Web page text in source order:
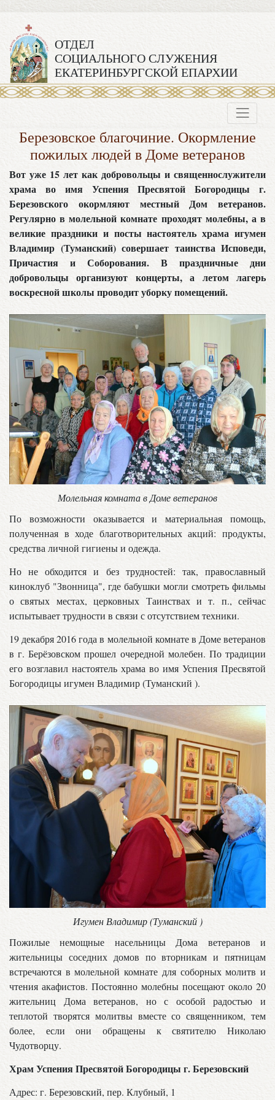
ОТДЕЛ
СОЦИАЛЬНОГО СЛУЖЕНИЯ
ЕКАТЕРИНБУРГСКОЙ ЕПАРХИИ
Березовское благочиние. Окормление
пожилых людей в Доме ветеранов
Вот уже 15 лет как добровольцы и священнослужители
храма во имя Успения Пресвятой Богородицы г.
Березовского окормляют местный Дом ветеранов.
Регулярно в молельной комнате проходят молебны, а в
великие праздники и посты настоятель храма игумен
Владимир (Туманский) совершает таинства Исповеди,
Причастия и Соборования. В праздничные дни
добровольцы организуют концерты, а летом лагерь
воскресной школы проводит уборку помещений.
Молельная комната в Доме ветеранов
По возможности оказывается и материальная помощь,
полученная в ходе благотворительных акций: продукты,
средства личной гигиены и одежда.
Но не обходится и без трудностей: так, православный
киноклуб "Звонница", где бабушки могли смотреть фильмы
о святых местах, церковных Таинствах и т. п., сейчас
испытывает трудности в связи с отсутствием техники.
19 декабря 2016 года в молельной комнате в Доме ветеранов
в г. Берёзовском прошел очередной молебен. По традиции
его возглавил настоятель храма во имя Успения Пресвятой
Богородицы игумен Владимир (Туманский ).
Игумен Владимир (Туманский )
Пожилые немощные насельницы Дома ветеранов и
жительницы соседних домов по вторникам и пятницам
встречаются в молельной комнате для соборных молитв и
чтения акафистов. Постоянно молебны посещают около 20
жительниц Дома ветеранов, но с особой радостью и
теплотой творятся молитвы вместе со священником, тем
более, если они обращены к святителю Николаю
Чудотворцу.
Храм Успения Пресвятой Богородицы г. Березовский
Адрес: г. Березовский, пер. Клубный, 1